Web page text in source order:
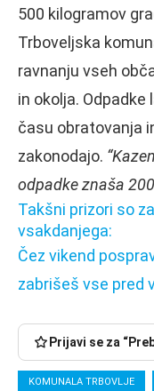
500 kilogramov
Trboveljska
ravnanju vseh
in okolja.
času obratovanja
zakonodajo.
odpadke znaša 200
Takšni prizori so
vsakdanjega:
Čez vikend
zabrišeš vse pred
Prijavi se za
KOMUNALA TRBOVLJE